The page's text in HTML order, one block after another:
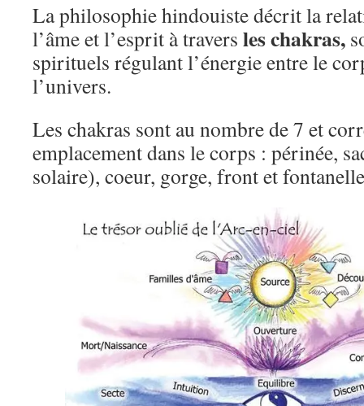
La philosophie hindouiste décrit la
l’âme et l’esprit à travers les chakras,
spirituels régulant l’énergie entre le
l’univers.
Les chakras sont au nombre de 7 et
emplacement dans le corps : périnée,
solaire), coeur, gorge, front et